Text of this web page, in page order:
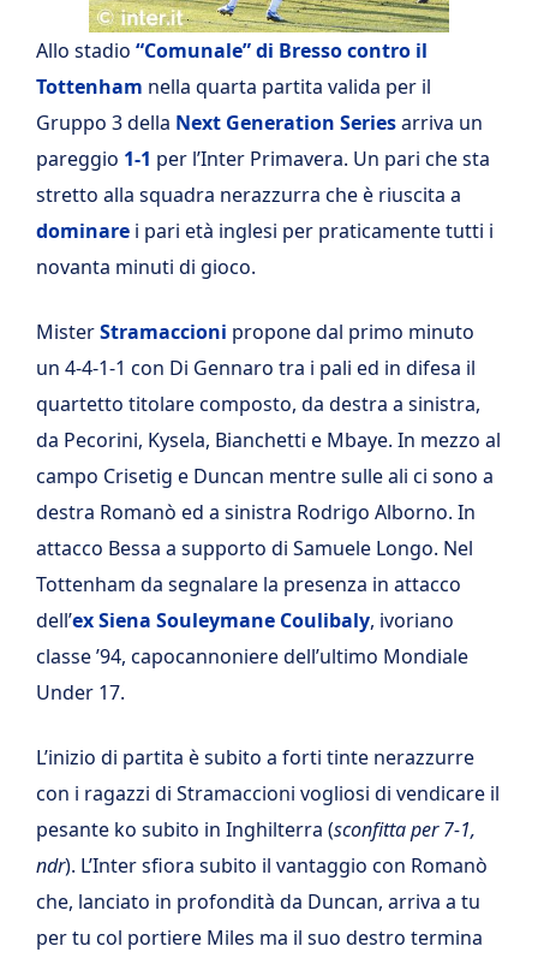
Allo stadio “Comunale” di Bresso contro il
Tottenham nella quarta partita valida per il
Gruppo 3 della Next Generation Seriesarriva un
pareggio 1-1 per l’Inter Primavera. Un pari che sta
stretto alla squadra nerazzurra che è riuscita a
dominare i pari età inglesi per praticamente tutti i
novanta minuti di gioco.
MisterStramaccioni propone dal primo minuto
un 4-4-1-1 con Di Gennaro tra i pali ed in difesa il
quartetto titolare composto, da destra a sinistra,
da Pecorini, Kysela, Bianchetti e Mbaye. In mezzo al
campo Crisetig e Duncan mentre sulle ali ci sono a
destra Romanò ed a sinistra Rodrigo Alborno. In
attacco Bessa a supporto di Samuele Longo. Nel
Tottenham da segnalare la presenza in attacco
dell’ex Siena Souleymane Coulibaly, ivoriano
classe ’94, capocannoniere dell’ultimo Mondiale
Under 17.
L’inizio di partita è subito a forti tinte nerazzurre
con i ragazzi di Stramaccioni vogliosi di vendicare il
pesante ko subito in Inghilterra (sconfitta per 7-1,
ndr). L’Inter sfiora subito il vantaggio con Romanò
che, lanciato in profondità da Duncan, arriva a tu
per tu col portiere Miles ma il suo destro termina